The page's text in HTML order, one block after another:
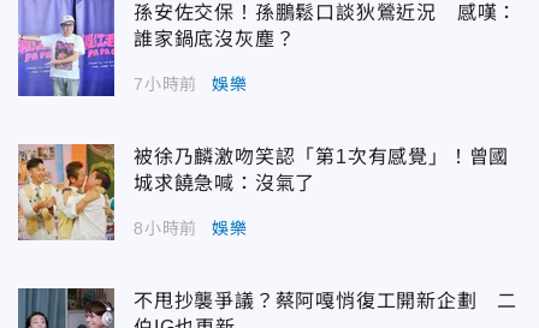
孫安佐交保！孫鵬鬆口談狄鶯近況 感嘆：
誰家鍋底沒灰塵？
7小時前 娛樂
被徐乃麟激吻笑認「第1次有感覺」！曾國
城求饒急喊：沒氣了
8小時前 娛樂
不甩抄襲爭議？蔡阿嘎悄復工開新企劃 二